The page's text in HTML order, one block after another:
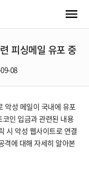
피싱메일 유포 중
08
악성 메일이 국내에 유포
인 입금과 관련된 내용
시 악성 웹사이트로 연결
격에 대해 자세히 알아본